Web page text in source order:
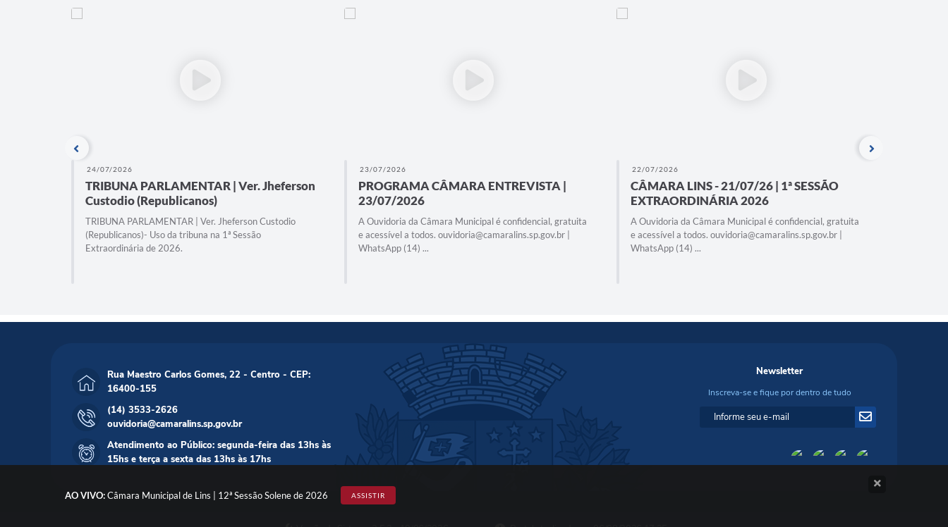
AO VIVO:Câmara Municipal de Lins | 12ª Sessão Solene de 2026 ASSISTIR
24/07/2026
TRIBUNA PARLAMENTAR | Ver. Jheferson
Custodio (Republicanos)
TRIBUNA PARLAMENTAR | Ver. Jheferson Custodio
(Republicanos)- Uso da tribuna na 1ª Sessão
Extraordinária de 2026.
23/07/2026
PROGRAMA CÂMARA ENTREVISTA |
23/07/2026
A Ouvidoria da Câmara Municipal é confidencial, gratuita
e acessível a todos. ouvidoria@camaralins.sp.gov.br |
WhatsApp (14) ...
22/07/2026
CÂMARA LINS - 21/07/26 | 1ª SESSÃO
EXTRAORDINÁRIA 2026
A Ouvidoria da Câmara Municipal é confidencial, gratuita
e acessível a todos. ouvidoria@camaralins.sp.gov.br |
WhatsApp (14) ...
Newsletter
Inscreva-se e fique por dentro de tudo
Rua Maestro Carlos Gomes, 22 - Centro - CEP:
16400-155
(14) 3533-2626
ouvidoria@camaralins.sp.gov.br
Atendimento ao Público: segunda-feira das 13hs às
15hs e terça a sexta das 13hs às 17hs